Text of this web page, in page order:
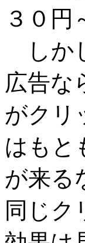
３０円
しか
広告な
がクリ
はもと
が来る
同じク